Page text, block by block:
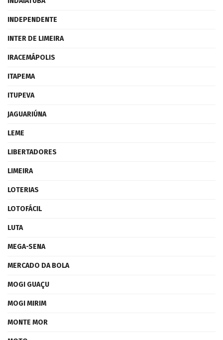
INDEPENDENTE
INTER DE LIMEIRA
IRACEMÁPOLIS
ITAPEMA
ITUPEVA
JAGUARIÚNA
LEME
LIBERTADORES
LIMEIRA
LOTERIAS
LOTOFÁCIL
LUTA
MEGA-SENA
MERCADO DA BOLA
MOGI GUAÇU
MOGI MIRIM
MONTE MOR